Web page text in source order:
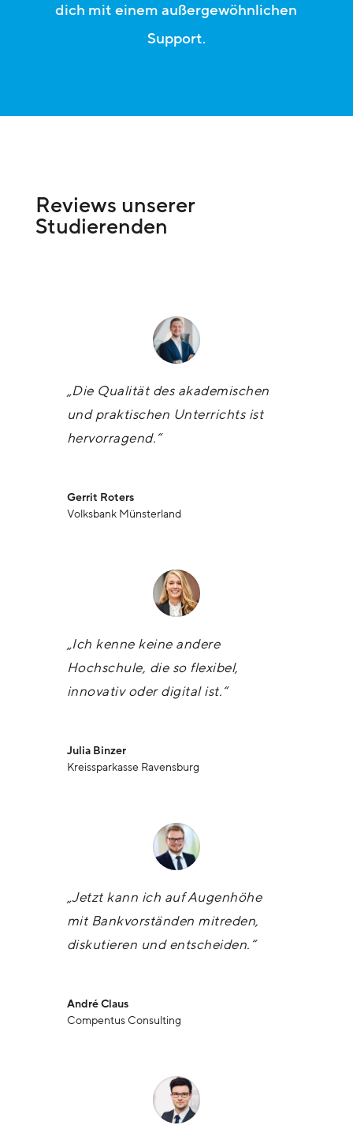
dich mit einem außergewöhnlichen
Support.
Reviews unserer
Studierenden
„Die Qualität des akademischen
und praktischen Unterrichts ist
hervorragend.“
Gerrit Roters
Volksbank Münsterland
„Ich kenne keine andere
Hochschule, die so flexibel,
innovativ oder digital ist.“
Julia Binzer
Kreissparkasse Ravensburg
„Jetzt kann ich auf Augenhöhe
mit Bankvorständen mitreden,
diskutieren und entscheiden.“
André Claus
Compentus Consulting